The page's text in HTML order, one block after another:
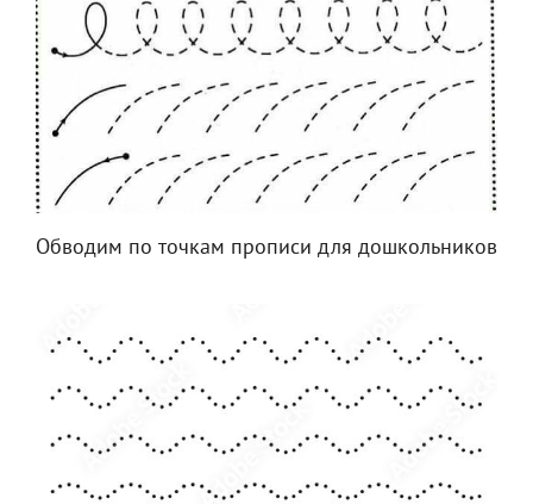
Обводим по точкам прописи для дошкольников